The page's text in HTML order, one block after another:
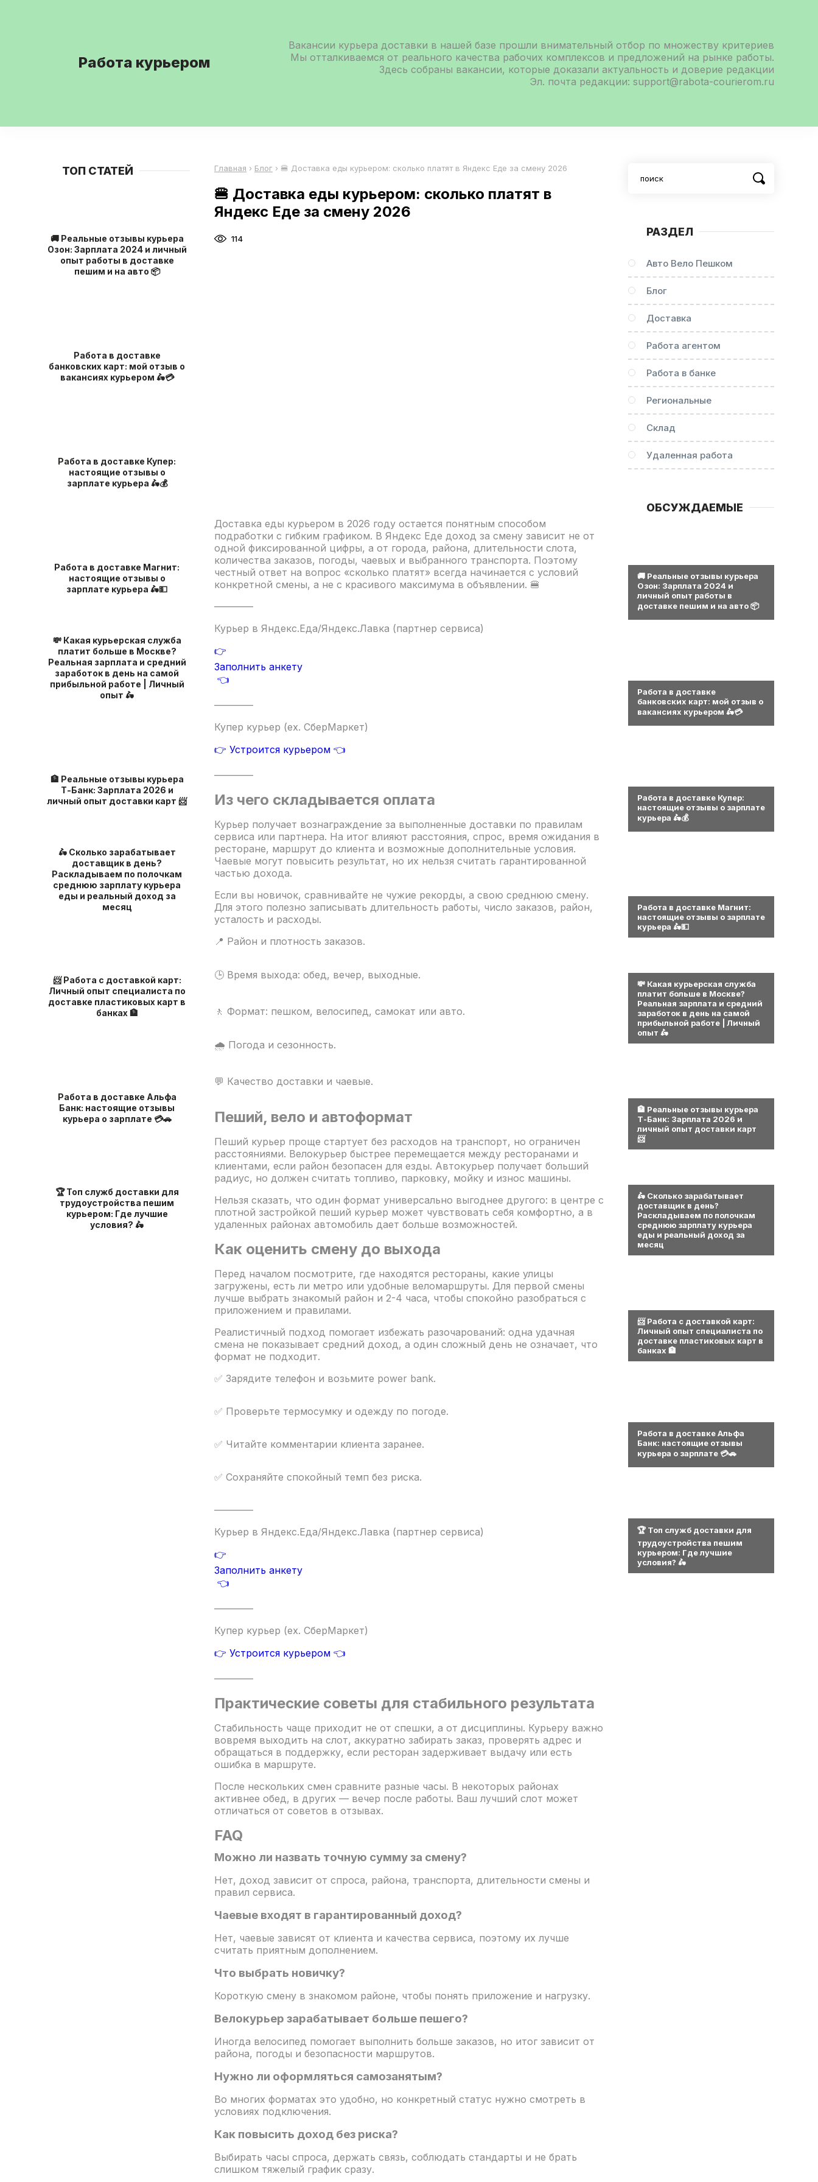
Работа курьером
Вакансии курьера доставки в нашей базе прошли внимательный отбор по множеству критериев
Мы отталкиваемся от реального качества рабочих комплексов и предложений на рынке работы.
Здесь собраны вакансии, которые доказали актуальность и доверие редакции
Эл. почта редакции: support@rabota-courierom.ru
Главная › Блог › 🍔 Доставка еды курьером: сколько платят в Яндекс Еде за смену 2026
🍔 Доставка еды курьером: сколько платят в
Яндекс Еде за смену 2026
114
Доставка еды курьером в 2026 году остается понятным способом
подработки с гибким графиком. В Яндекс Еде доход за смену зависит не от
одной фиксированной цифры, а от города, района, длительности слота,
количества заказов, погоды, чаевых и выбранного транспорта. Поэтому
честный ответ на вопрос «сколько платят» всегда начинается с условий
конкретной смены, а не с красивого максимума в объявлении. 🍔
————
Курьер в Яндекс.Еда/Яндекс.Лавка (партнер сервиса)
👉
Заполнить анкету
👈
————
Купер курьер (ex. СберМаркет)
👉 Устроится курьером 👈
————
Из чего складывается оплата
Курьер получает вознаграждение за выполненные доставки по правилам
сервиса или партнера. На итог влияют расстояния, спрос, время ожидания в
ресторане, маршрут до клиента и возможные дополнительные условия.
Чаевые могут повысить результат, но их нельзя считать гарантированной
частью дохода.
Если вы новичок, сравнивайте не чужие рекорды, а свою среднюю смену.
Для этого полезно записывать длительность работы, число заказов, район,
усталость и расходы.
📍 Район и плотность заказов.
🕒 Время выхода: обед, вечер, выходные.
🚶 Формат: пешком, велосипед, самокат или авто.
🌧️ Погода и сезонность.
💬 Качество доставки и чаевые.
Пеший, вело и автоформат
Пеший курьер проще стартует без расходов на транспорт, но ограничен
расстояниями. Велокурьер быстрее перемещается между ресторанами и
клиентами, если район безопасен для езды. Автокурьер получает больший
радиус, но должен считать топливо, парковку, мойку и износ машины.
Нельзя сказать, что один формат универсально выгоднее другого: в центре с
плотной застройкой пеший курьер может чувствовать себя комфортно, а в
удаленных районах автомобиль дает больше возможностей.
Как оценить смену до выхода
Перед началом посмотрите, где находятся рестораны, какие улицы
загружены, есть ли метро или удобные веломаршруты. Для первой смены
лучше выбрать знакомый район и 2-4 часа, чтобы спокойно разобраться с
приложением и правилами.
Реалистичный подход помогает избежать разочарований: одна удачная
смена не показывает средний доход, а один сложный день не означает, что
формат не подходит.
✅ Зарядите телефон и возьмите power bank.
✅ Проверьте термосумку и одежду по погоде.
✅ Читайте комментарии клиента заранее.
✅ Сохраняйте спокойный темп без риска.
————
Курьер в Яндекс.Еда/Яндекс.Лавка (партнер сервиса)
👉
Заполнить анкету
👈
————
Купер курьер (ex. СберМаркет)
👉 Устроится курьером 👈
————
Практические советы для стабильного результата
Стабильность чаще приходит не от спешки, а от дисциплины. Курьеру важно
вовремя выходить на слот, аккуратно забирать заказ, проверять адрес и
обращаться в поддержку, если ресторан задерживает выдачу или есть
ошибка в маршруте.
После нескольких смен сравните разные часы. В некоторых районах
активнее обед, в других — вечер после работы. Ваш лучший слот может
отличаться от советов в отзывах.
FAQ
Можно ли назвать точную сумму за смену?
Нет, доход зависит от спроса, района, транспорта, длительности смены и
правил сервиса.
Чаевые входят в гарантированный доход?
Нет, чаевые зависят от клиента и качества сервиса, поэтому их лучше
считать приятным дополнением.
Что выбрать новичку?
Короткую смену в знакомом районе, чтобы понять приложение и нагрузку.
Велокурьер зарабатывает больше пешего?
Иногда велосипед помогает выполнить больше заказов, но итог зависит от
района, погоды и безопасности маршрутов.
Нужно ли оформляться самозанятым?
Во многих форматах это удобно, но конкретный статус нужно смотреть в
условиях подключения.
Как повысить доход без риска?
Выбирать часы спроса, держать связь, соблюдать стандарты и не брать
слишком тяжелый график сразу.
ТОП СТАТЕЙ
🚚 Реальные отзывы курьера
Озон: Зарплата 2024 и личный
опыт работы в доставке
пешим и на авто 📦
Работа в доставке
банковских карт: мой отзыв о
вакансиях курьером 🛵💳
Работа в доставке Купер:
настоящие отзывы о
зарплате курьера 🛵💰
Работа в доставке Магнит:
настоящие отзывы о
зарплате курьера 🛵💵
💸 Какая курьерская служба
платит больше в Москве?
Реальная зарплата и средний
заработок в день на самой
прибыльной работе | Личный
опыт 🛵
🏦 Реальные отзывы курьера
Т-Банк: Зарплата 2026 и
личный опыт доставки карт 📨
🛵 Сколько зарабатывает
доставщик в день?
Раскладываем по полочкам
среднюю зарплату курьера
еды и реальный доход за
месяц
📨 Работа с доставкой карт:
Личный опыт специалиста по
доставке пластиковых карт в
банках 🏦
Работа в доставке Альфа
Банк: настоящие отзывы
курьера о зарплате 💳🚗
🏆 Топ служб доставки для
трудоустройства пешим
курьером: Где лучшие
условия? 🛵
РАЗДЕЛ
Авто Вело Пешком
Блог
Доставка
Работа агентом
Работа в банке
Региональные
Склад
Удаленная работа
ОБСУЖДАЕМЫЕ
🚚 Реальные отзывы курьера
Озон: Зарплата 2024 и
личный опыт работы в
доставке пешим и на авто 📦
Работа в доставке
банковских карт: мой отзыв о
вакансиях курьером 🛵💳
Работа в доставке Купер:
настоящие отзывы о зарплате
курьера 🛵💰
Работа в доставке Магнит:
настоящие отзывы о зарплате
курьера 🛵💵
💸 Какая курьерская служба
платит больше в Москве?
Реальная зарплата и средний
заработок в день на самой
прибыльной работе | Личный
опыт 🛵
🏦 Реальные отзывы курьера
Т-Банк: Зарплата 2026 и
личный опыт доставки карт
📨
🛵 Сколько зарабатывает
доставщик в день?
Раскладываем по полочкам
среднюю зарплату курьера
еды и реальный доход за
месяц
📨 Работа с доставкой карт:
Личный опыт специалиста по
доставке пластиковых карт в
банках 🏦
Работа в доставке Альфа
Банк: настоящие отзывы
курьера о зарплате 💳🚗
🏆 Топ служб доставки для
трудоустройства пешим
курьером: Где лучшие
условия? 🛵